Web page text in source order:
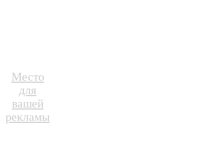
Место
для
вашей
рекламы